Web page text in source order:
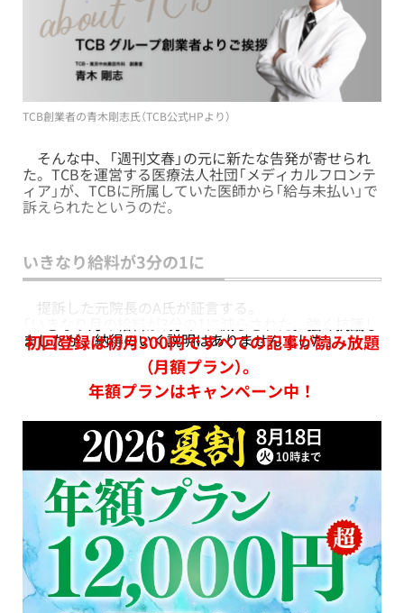
TCB創業者の青木剛志氏（TCB公式HPより）
そんな中、「週刊文春」の元に新たな告発が寄せられ
た。TCBを運営する医療法人社団「メディカルフロンテ
ィア」が、TCBに所属していた医師から「給与未払い」で
訴えられたというのだ。
いきなり給料が3分の1に
提訴した元院長のA氏が証言する。
ましたが、納得のいく説明はありませんでした」
初回登録は初月300円ですべての記事が読み放題
（月額プラン）。
年額プランはキャンペーン中！